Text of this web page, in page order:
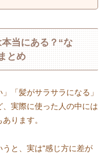
当にある？“な
とめ
「髪がサラサラになる」
実際に使った人の中には
ります。
と、実は“感じ方に差が